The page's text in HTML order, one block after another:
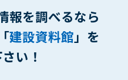
報を調べるなら
建設資料館」を
い！
ログインID・パスワードを
す。